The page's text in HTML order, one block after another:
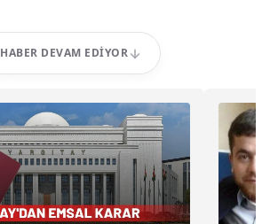
HABER DEVAM EDIYOR